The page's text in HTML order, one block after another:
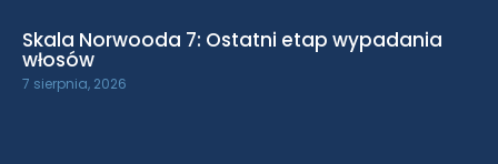
Skala Norwooda 7: Ostatni etap wypadania
włosów
7 sierpnia, 2026